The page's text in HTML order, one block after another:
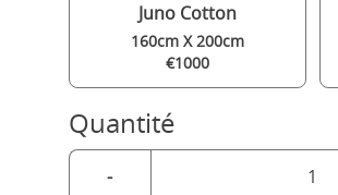
Juno Cotton
160cm X 200cm
€1000
Quantité
-